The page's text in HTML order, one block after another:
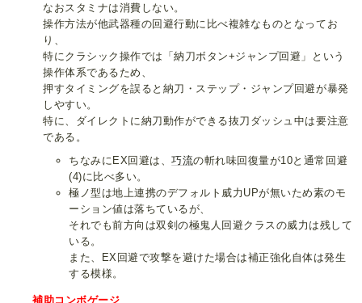
なおスタミナは消費しない。
操作方法が他武器種の回避行動に比べ複雑なものとなってお
り、
特にクラシック操作では「納刀ボタン+ジャンプ回避」という
操作体系であるため、
押すタイミングを誤ると納刀・ステップ・ジャンプ回避が暴発
しやすい。
特に、ダイレクトに納刀動作ができる抜刀ダッシュ中は要注意
である。
ちなみにEX回避は、巧流の斬れ味回復量が10と通常回避
(4)に比べ多い。
極ノ型は地上連携のデフォルト威力UPが無いため素のモ
ーション値は落ちているが、
それでも前方向は双剣の極鬼人回避クラスの威力は残して
いる。
また、EX回避で攻撃を避けた場合は補正強化自体は発生
する模様。
補助コンボゲージ